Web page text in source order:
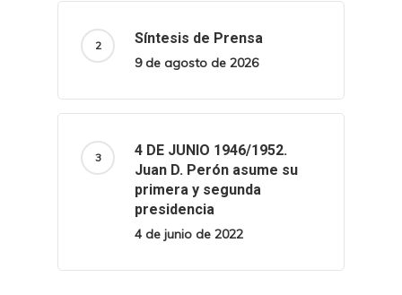
Síntesis de Prensa
9 de agosto de 2026
4 DE JUNIO 1946/1952.
Juan D. Perón asume su
primera y segunda
presidencia
4 de junio de 2022